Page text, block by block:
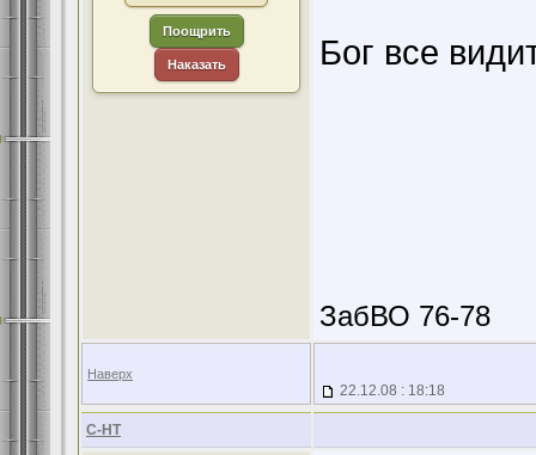
Поощрить
Наказать Бог все
ЗабВО 76-78
Наверх
22.12.08 : 18:18
С-НТ